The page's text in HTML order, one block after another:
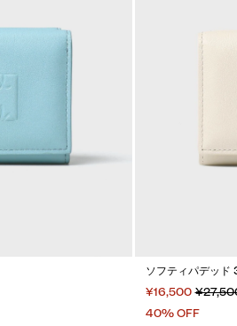
ソフティパデッド
¥16,500
40% OFF